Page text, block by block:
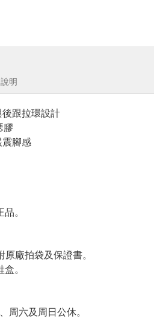
明
跟拉環設計
膠
腳感
。
廠拍袋及保證書。
。
六及周日公休。